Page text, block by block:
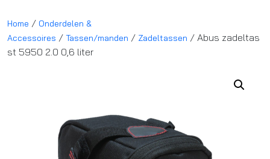
Home / Onderdelen &
Accessoires / Tassen/manden / Zadeltassen / Abus zadeltas
st 5950 2.0 0,6 liter